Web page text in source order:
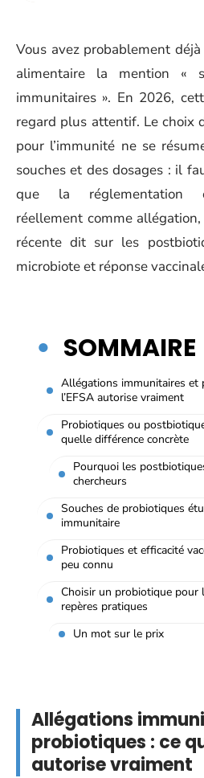
Vous avez probablement
alimentaire la mention «
immunitaires ». En 2026,
regard plus attentif. Le choix
pour l’immunité ne se
souches et des dosages : il
que la réglementation
réellement comme
récente dit sur les
microbiote et réponse
SOMMAIRE
Allégations immunitaires et
l’EFSA autorise vraiment
Probiotiques ou
quelle différence concrète
Pourquoi les
chercheurs
Souches de probiotiques
immunitaire
Probiotiques et efficacité
peu connu
Choisir un probiotique pour
repères pratiques
Un mot sur le prix
Allégations
probiotiques : ce
autorise vraiment